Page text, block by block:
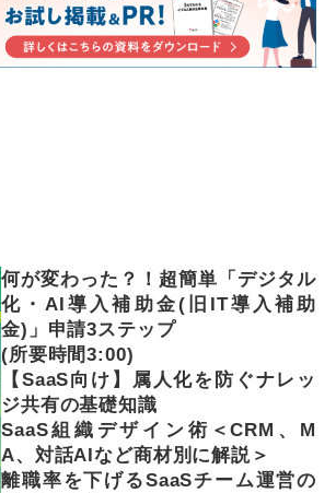
何が変わった？！超簡単「デジタル
化・AI導入補助金(旧IT導入補助
金)」申請3ステップ
(所要時間3:00)
【SaaS向け】属人化を防ぐナレッ
ジ共有の基礎知識
SaaS組織デザイン術＜CRM、M
A、対話AIなど商材別に解説＞
離職率を下げるSaaSチーム運営の